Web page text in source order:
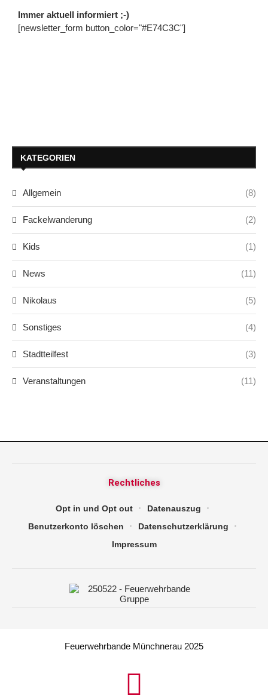
Immer aktuell informiert ;-)
[newsletter_form button_color="#E74C3C"]
KATEGORIEN
Allgemein (8)
Fackelwanderung (2)
Kids (1)
News (11)
Nikolaus (5)
Sonstiges (4)
Stadtteilfest (3)
Veranstaltungen (11)
Rechtliches
Opt in und Opt out
Datenauszug
Benutzerkonto löschen
Datenschutzerklärung
Impressum
Feuerwehrbande Münchnerau 2025